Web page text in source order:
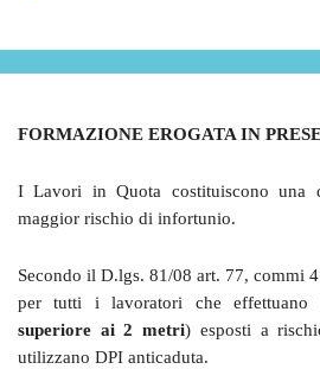
FORMAZIONE EROGATA IN
I Lavori in Quota costituiscono una
maggior rischio di infortunio.
Secondo il D.lgs. 81/08 art. 77, commi
per tutti i lavoratori che effettuano
superiore ai 2 metri) esposti a
utilizzano DPI anticaduta.